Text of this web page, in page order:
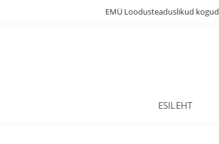
EMÜ Loodusteaduslikud kogud
ESILEHT